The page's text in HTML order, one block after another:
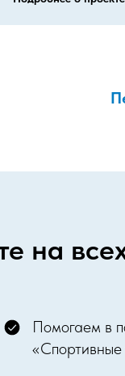
на
Помогаем в
«Спортивные